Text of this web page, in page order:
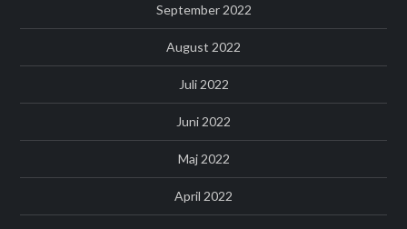
September 2022
August 2022
Juli 2022
Juni 2022
Maj 2022
April 2022